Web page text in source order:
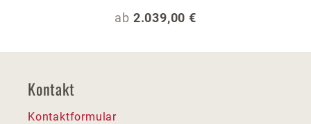
Regulärer Preis:
ab 2.039,00 €
Kontakt
Kontaktformular